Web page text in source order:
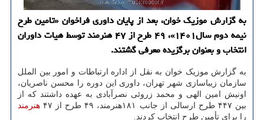
به گزارش موزیک خوان، بعد از پایان داوری فراخوان «تامین طرح
نیمه دوم سال۱۴۰۱»، ۴۹ طرح از ۴۷ هنرمند توسط هیات داوران
انتخاب و بعنوان برگزیده معرفی گشتند.
به گزارش موزیک خوان به نقل از اداره ارتباطات و امور بین الملل
سازمان زیباسازی شهر تهران، داوری این دوره را محسن ناصریان،
اونیش امین الهی و محمد زروئی نصرآبادی به عهده داشتند که از
بین ۴۴۷ طرح ارسالی از جانب ۱۸۱هنرمند، ۴۹ طرح از ۴۷
هنرمند
را برای تأمین طرح انتخاب کردند.